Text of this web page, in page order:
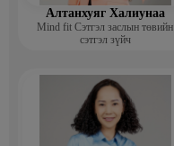
Алтанхуяг Халиунаа
Mind fit Сэтгэл заслын төвийн
сэтгэл зүйч